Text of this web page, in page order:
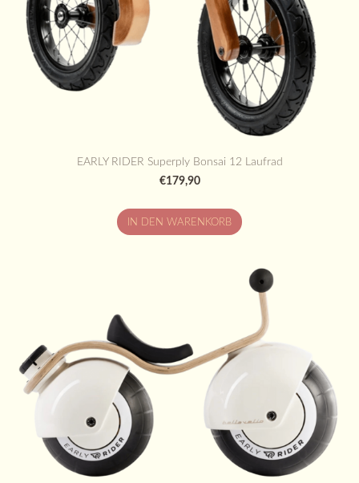
EARLY RIDER Superply Bonsai 12 Laufrad
€179,90
IN DEN WARENKORB